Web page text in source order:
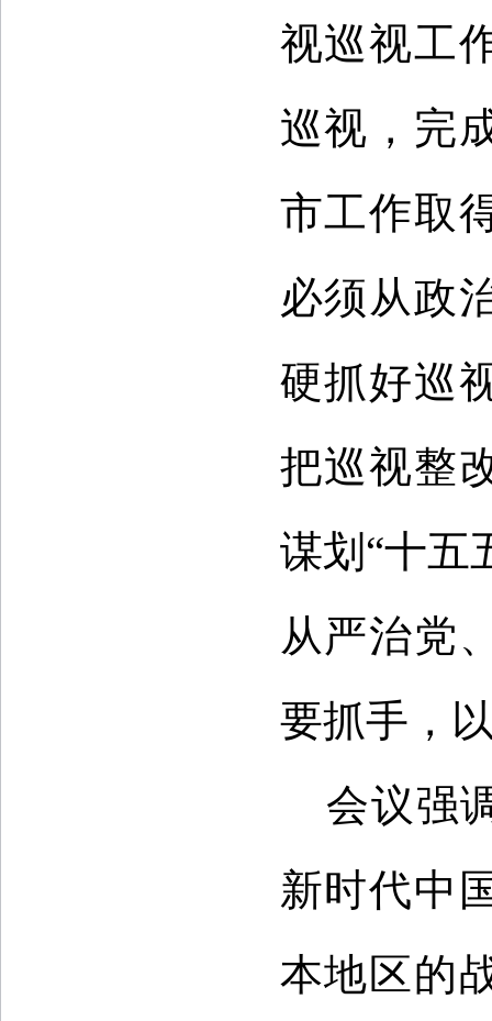
视巡视工
巡视，完
市工作取
必须从政
硬抓好巡
把巡视整
谋划“十五
从严治党
要抓手，
会议强
新时代中
本地区的